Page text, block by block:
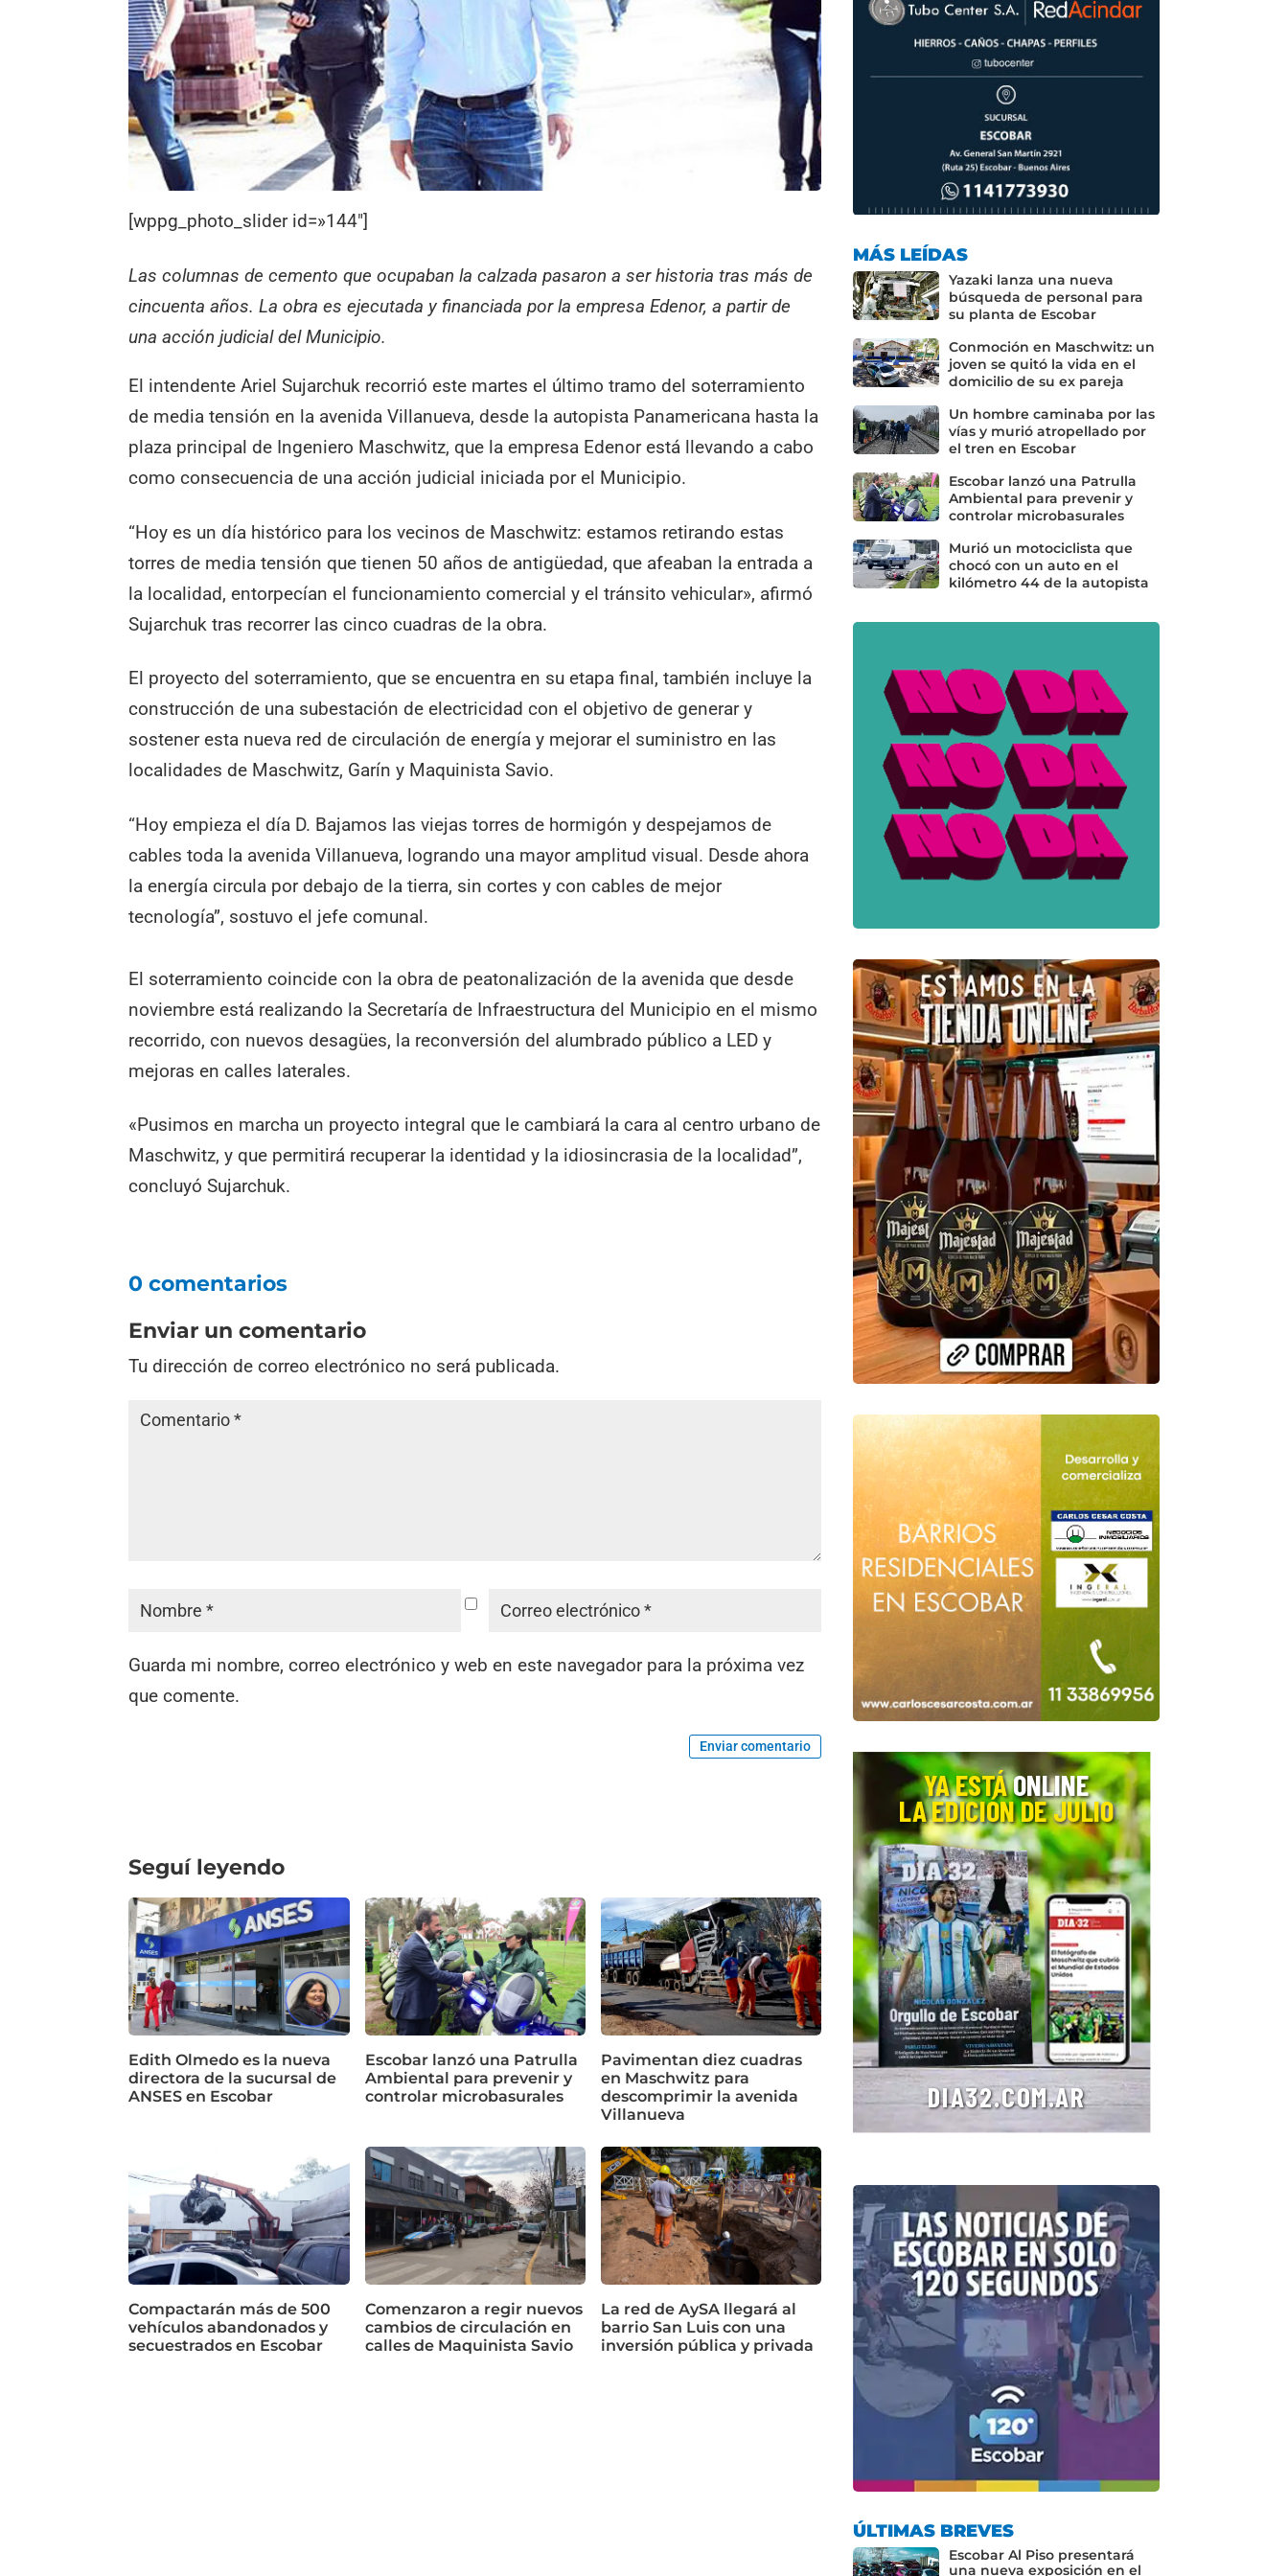
[wppg_photo_slider id=»144″]
Las columnas de cemento que ocupaban la calzada pasaron a ser historia tras más de
cincuenta años. La obra es ejecutada y financiada por la empresa Edenor, a partir de
una acción judicial del Municipio.
El intendente Ariel Sujarchuk recorrió este martes el último tramo del soterramiento
de media tensión en la avenida Villanueva, desde la autopista Panamericana hasta la
plaza principal de Ingeniero Maschwitz, que la empresa Edenor está llevando a cabo
como consecuencia de una acción judicial iniciada por el Municipio.
“Hoy es un día histórico para los vecinos de Maschwitz: estamos retirando estas
torres de media tensión que tienen 50 años de antigüedad, que afeaban la entrada a
la localidad, entorpecían el funcionamiento comercial y el tránsito vehicular», afirmó
Sujarchuk tras recorrer las cinco cuadras de la obra.
El proyecto del soterramiento, que se encuentra en su etapa final, también incluye la
construcción de una subestación de electricidad con el objetivo de generar y
sostener esta nueva red de circulación de energía y mejorar el suministro en las
localidades de Maschwitz, Garín y Maquinista Savio.
“Hoy empieza el día D. Bajamos las viejas torres de hormigón y despejamos de
cables toda la avenida Villanueva, logrando una mayor amplitud visual. Desde ahora
la energía circula por debajo de la tierra, sin cortes y con cables de mejor
tecnología”, sostuvo el jefe comunal.
El soterramiento coincide con la obra de peatonalización de la avenida que desde
noviembre está realizando la Secretaría de Infraestructura del Municipio en el mismo
recorrido, con nuevos desagües, la reconversión del alumbrado público a LED y
mejoras en calles laterales.
«Pusimos en marcha un proyecto integral que le cambiará la cara al centro urbano de
Maschwitz, y que permitirá recuperar la identidad y la idiosincrasia de la localidad”,
concluyó Sujarchuk.
0 comentarios
Enviar un comentario
Tu dirección de correo electrónico no será publicada.
Guarda mi nombre, correo electrónico y web en este navegador para la próxima vez
que comente.
Enviar comentario
Seguí leyendo
Edith Olmedo es la nueva
directora de la sucursal de
ANSES en Escobar
Escobar lanzó una Patrulla
Ambiental para prevenir y
controlar microbasurales
Pavimentan diez cuadras
en Maschwitz para
descomprimir la avenida
Villanueva
Compactarán más de 500
vehículos abandonados y
secuestrados en Escobar
Comenzaron a regir nuevos
cambios de circulación en
calles de Maquinista Savio
La red de AySA llegará al
barrio San Luis con una
inversión pública y privada
MÁS LEÍDAS
Yazaki lanza una nueva
búsqueda de personal para
su planta de Escobar
Conmoción en Maschwitz: un
joven se quitó la vida en el
domicilio de su ex pareja
Un hombre caminaba por las
vías y murió atropellado por
el tren en Escobar
Escobar lanzó una Patrulla
Ambiental para prevenir y
controlar microbasurales
Murió un motociclista que
chocó con un auto en el
kilómetro 44 de la autopista
ÚLTIMAS BREVES
Escobar Al Piso presentará
una nueva exposición en el